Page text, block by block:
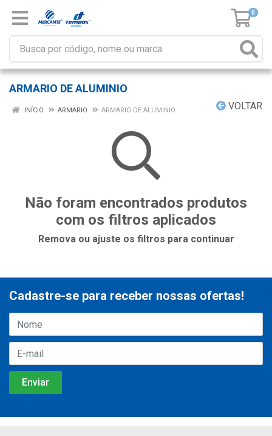
0
ARMARIO DE ALUMINIO
VOLTAR
INÍCIO ARMARIO ARMARIO DE ALUMINIO
Não foram encontrados produtos
com os filtros aplicados
Remova ou ajuste os filtros para continuar
Cadastre-se para receber nossas ofertas!